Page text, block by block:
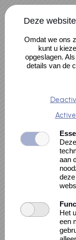
Naar hoofdinhoud
Alle cursussen
en de
Deze
Omdat we ons
kunt u
opgeslagen.
details van de
aan
Het
een